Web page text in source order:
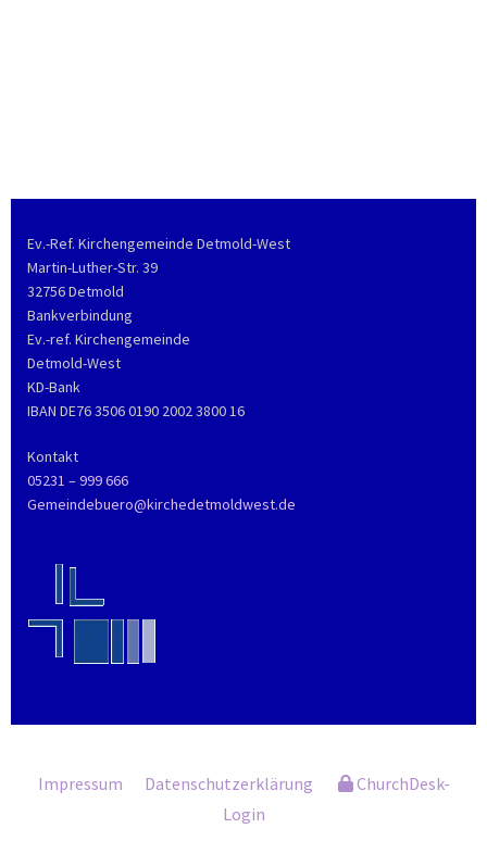
Ev.-Ref. Kirchengemeinde Detmold-West
Martin-Luther-Str. 39
32756 Detmold
Bankverbindung
Ev.-ref. Kirchengemeinde
Detmold-West
KD-Bank
IBAN DE76 3506 0190 2002 3800 16
Kontakt
05231 – 999 666
Gemeindebuero@kirchedetmoldwest.de
Impressum Datenschutzerklärung
ChurchDesk-
Login